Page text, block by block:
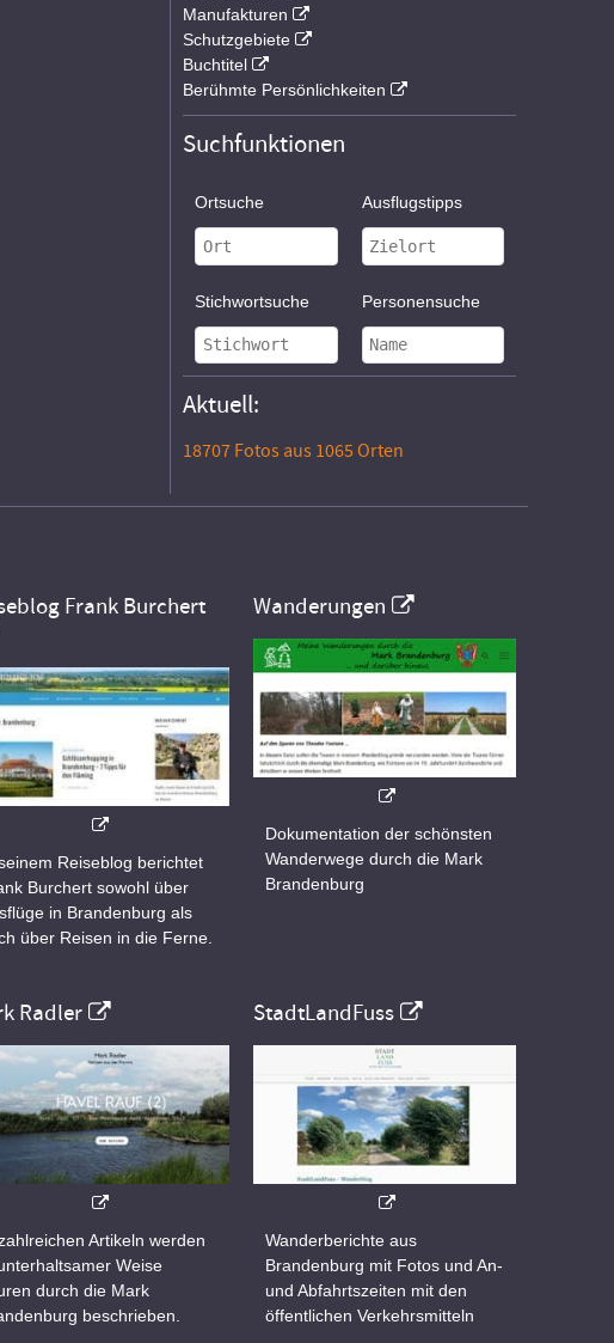
Manufakturen
Schutzgebiete
Buchtitel
Berühmte Persönlichkeiten
Suchfunktionen
Ortsuche Ausflugstipps
Stichwortsuche Personensuche
Aktuell:
18707 Fotos aus 1065 Orten
Frank Burchert
Reiseblog berichtet
Burchert sowohl über
in Brandenburg als
über Reisen in die Ferne.
Wanderungen
Dokumentation der schönsten
Wanderwege durch die Mark
Brandenburg
Radler
Artikeln werden
Weise
durch die Mark
beschrieben.
StadtLandFuss
Wanderberichte aus
Brandenburg mit Fotos und An-
und Abfahrtszeiten mit den
öffentlichen Verkehrsmitteln